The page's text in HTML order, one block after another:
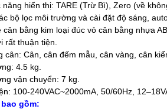
năng hiển thị: TARE (Trừ Bì), Zero (về
bộ lọc môi trường và cài đặt độ sáng,
cân bằng kim loại đúc vỏ cân bằng nhựa
rất thuận tiện.
cân: Cân, cân đếm mẫu, cân vàng, cân
4.5 kg.
vận chuyển: 7 kg.
100-240VAC~2000mA, 50/60Hz,
gồm: